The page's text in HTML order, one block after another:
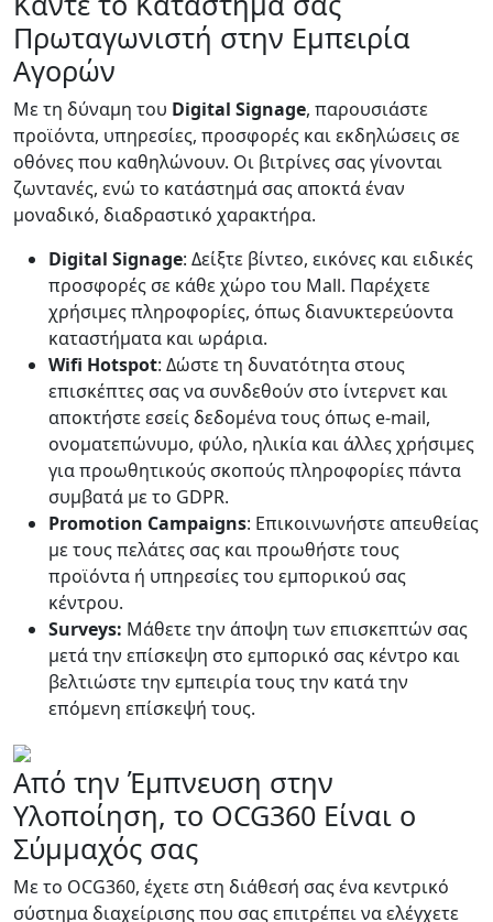
Πρωταγωνιστή στην Εμπειρία
Αγορών
Με τη δύναμη του Digital Signage, παρουσιάστε
προϊόντα, υπηρεσίες, προσφορές και εκδηλώσεις σε
οθόνες που καθηλώνουν. Οι βιτρίνες σας γίνονται
ζωντανές, ενώ το κατάστημά σας αποκτά έναν
μοναδικό, διαδραστικό χαρακτήρα.
Digital Signage: Δείξτε βίντεο, εικόνες και ειδικές
προσφορές σε κάθε χώρο του Mall. Παρέχετε
χρήσιμες πληροφορίες, όπως διανυκτερεύοντα
καταστήματα και ωράρια.
Wifi Hotspot: Δώστε τη δυνατότητα στους
επισκέπτες σας να συνδεθούν στο ίντερνετ και
αποκτήστε εσείς δεδομένα τους όπως e-mail,
ονοματεπώνυμο, φύλο, ηλικία και άλλες χρήσιμες
για προωθητικούς σκοπούς πληροφορίες πάντα
συμβατά με το GDPR.
Promotion Campaigns: Επικοινωνήστε απευθείας
με τους πελάτες σας και προωθήστε τους
προϊόντα ή υπηρεσίες του εμπορικού σας
κέντρου.
Surveys: Μάθετε την άποψη των επισκεπτών σας
μετά την επίσκεψη στο εμπορικό σας κέντρο και
βελτιώστε την εμπειρία τους την κατά την
επόμενη επίσκεψή τους.
Από την Έμπνευση στην
Υλοποίηση, το OCG360 Είναι ο
Σύμμαχός σας
Με το OCG360, έχετε στη διάθεσή σας ένα κεντρικό
σύστημα διαχείρισης που σας επιτρέπει να ελέγχετε